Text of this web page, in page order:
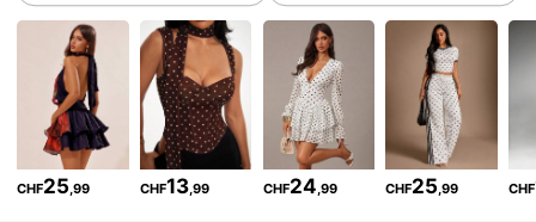
4,76 198K Follower
4,76 198K Follower
CHF25,99 CHF13,99 CHF24,99 CHF25,99 CHF